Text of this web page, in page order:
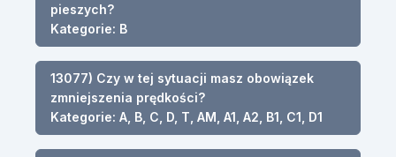
pieszych?
Kategorie: B
13077) Czy w tej sytuacji masz obowiązek
zmniejszenia prędkości?
Kategorie: A, B, C, D, T, AM, A1, A2, B1, C1, D1